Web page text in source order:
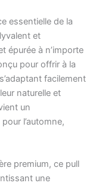
essentielle de la
et
épurée à n’importe
pour offrir à la
facilement
naturelle et
un
l’automne,
premium, ce pull
une